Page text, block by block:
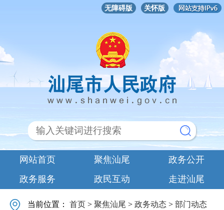
无障碍版 关怀版
网站首页 聚焦汕尾
政务公开
政务服务
政民互动 走进汕尾
当前位置：首页 >聚焦汕尾 >政务动态 >部门动态